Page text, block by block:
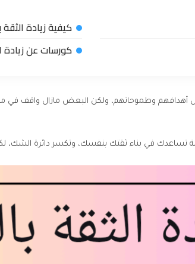
كيفية زيادة
كورسات عن زيادة
وطموحاتهم، ولكن البعض مازال واقف في
في بناء ثقتك بنفسك، وتكسر دائرة الشك،